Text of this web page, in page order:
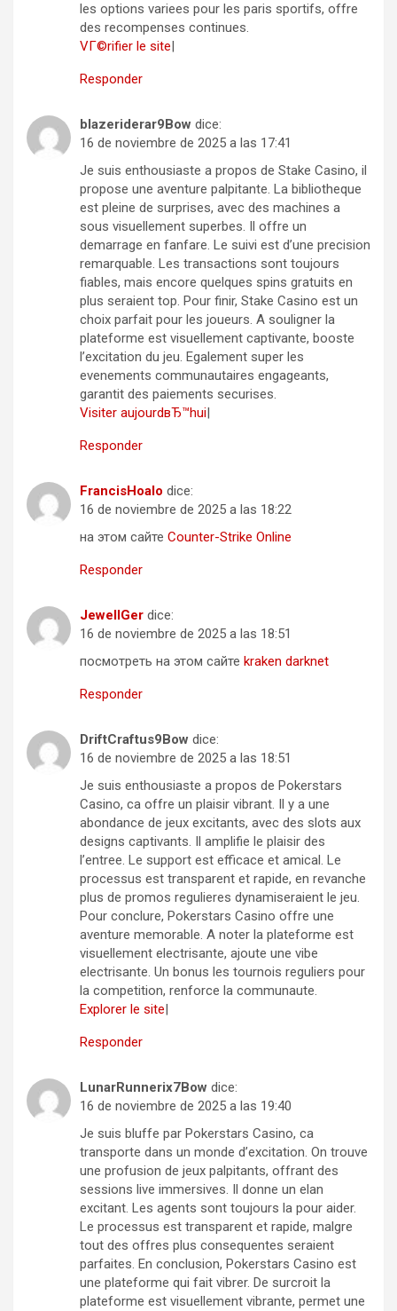
les options variees pour les paris sportifs, offre
des recompenses continues.
VГ©rifier le site
Responder
blazeriderar9Bow dice:
16 de noviembre de 2025 a las 17:41
Je suis enthousiaste a propos de Stake Casino, il
propose une aventure palpitante. La bibliotheque
est pleine de surprises, avec des machines a
sous visuellement superbes. Il offre un
demarrage en fanfare. Le suivi est d’une precision
remarquable. Les transactions sont toujours
fiables, mais encore quelques spins gratuits en
plus seraient top. Pour finir, Stake Casino est un
choix parfait pour les joueurs. A souligner la
plateforme est visuellement captivante, booste
l’excitation du jeu. Egalement super les
evenements communautaires engageants,
garantit des paiements securises.
Visiter aujourdвЂ™hui
Responder
FrancisHoalo dice:
16 de noviembre de 2025 a las 18:22
на этом сайте Counter-Strike Online
Responder
JewellGer dice:
16 de noviembre de 2025 a las 18:51
посмотреть на этом сайте kraken darknet
Responder
DriftCraftus9Bow dice:
16 de noviembre de 2025 a las 18:51
Je suis enthousiaste a propos de Pokerstars
Casino, ca offre un plaisir vibrant. Il y a une
abondance de jeux excitants, avec des slots aux
designs captivants. Il amplifie le plaisir des
l’entree. Le support est efficace et amical. Le
processus est transparent et rapide, en revanche
plus de promos regulieres dynamiseraient le jeu.
Pour conclure, Pokerstars Casino offre une
aventure memorable. A noter la plateforme est
visuellement electrisante, ajoute une vibe
electrisante. Un bonus les tournois reguliers pour
la competition, renforce la communaute.
Explorer le site
Responder
LunarRunnerix7Bow dice:
16 de noviembre de 2025 a las 19:40
Je suis bluffe par Pokerstars Casino, ca
transporte dans un monde d’excitation. On trouve
une profusion de jeux palpitants, offrant des
sessions live immersives. Il donne un elan
excitant. Les agents sont toujours la pour aider.
Le processus est transparent et rapide, malgre
tout des offres plus consequentes seraient
parfaites. En conclusion, Pokerstars Casino est
une plateforme qui fait vibrer. De surcroit la
plateforme est visuellement vibrante, permet une